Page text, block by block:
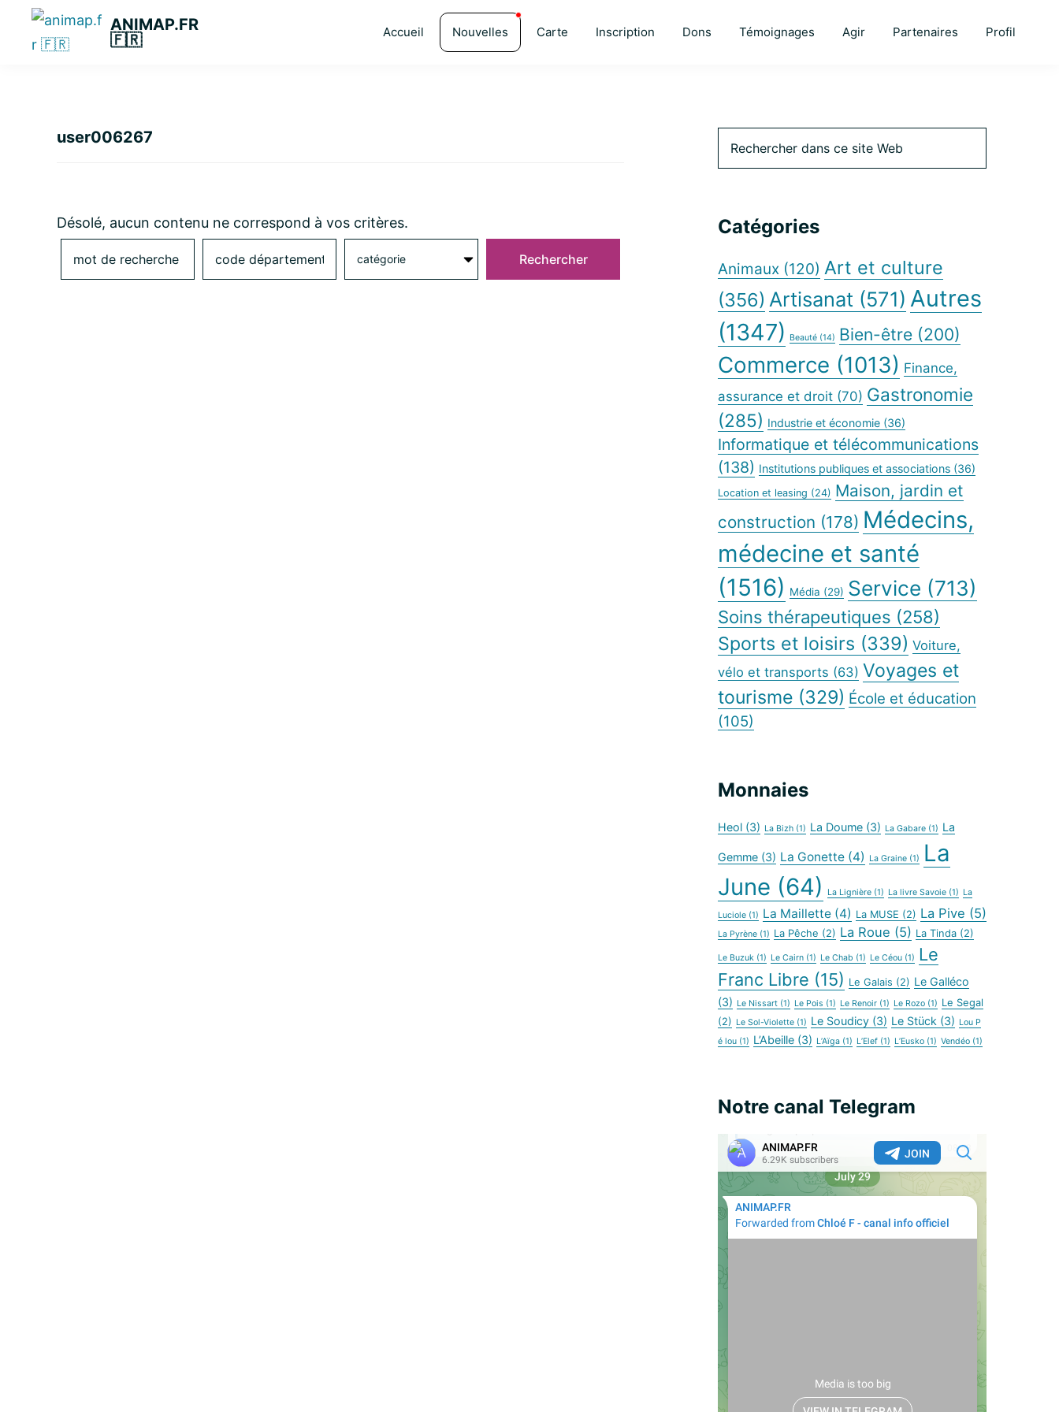
Passer
Passer
Passer
principale
ANIMAP.FR
🇫🇷
Accueil Nouvelles Carte Inscription Dons Témoignages Agir Partenaires Profil
user006267
Désolé, aucun contenu ne correspond à vos critères.
Barre
principale
dans
Catégories
Animaux (120) Art et culture
(356) Artisanat (571) Autres
(1347)
Beauté (14) Bien-être (200)
Commerce (1013) Finance,
assurance et droit (70) Gastronomie
(285) Industrie et économie (36)
Informatique et télécommunications
(138) Institutions publiques et associations (36)
Location et leasing (24) Maison, jardin et
construction (178) Médecins,
médecine et santé
(1516) Média (29) Service (713)
Soins thérapeutiques (258)
Sports et loisirs (339) Voiture,
vélo et transports (63) Voyages et
tourisme (329) École et éducation
(105)
Monnaies
Heol (3) La Bizh (1) La Doume (3) La Gabare (1) La
Gemme (3) La Gonette (4) La Graine (1)
La
June (64) La Lignière (1) La livre Savoie (1) La
Luciole (1) La Maillette (4) La MUSE (2) La Pive (5)
La Pyrène (1) La Pêche (2) La Roue (5) La Tinda (2)
Le Buzuk (1) Le Cairn (1) Le Chab (1) Le Céou (1)
Le
Franc Libre (15) Le Galais (2) Le Galléco
(3) Le Nissart (1) Le Pois (1) Le Renoir (1) Le Rozo (1) Le Segal
(2) Le Sol-Violette (1) Le Soudicy (3) Le Stück (3) Lou P
é lou (1) L’Abeille (3) L’Aïga (1) L’Elef (1) L’Eusko (1) Vendéo (1)
Notre canal Telegram